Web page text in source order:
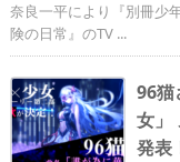
奈良一平により『別冊少
険の日常』のTV ...
96猫
女」
発表